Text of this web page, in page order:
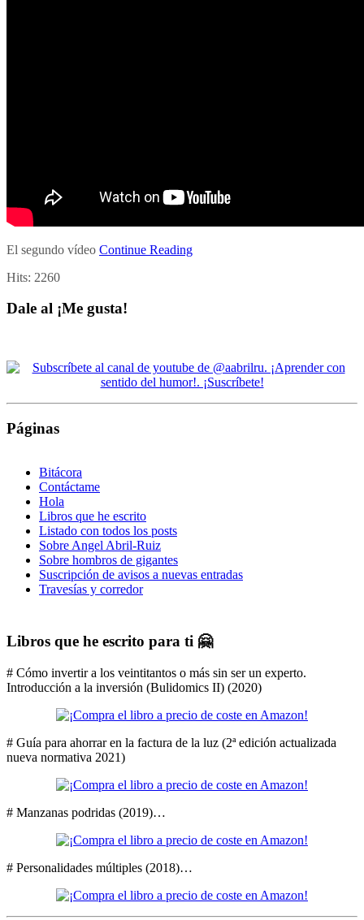
El segundo vídeo Continue Reading
Hits: 2260
Dale al ¡Me gusta!
Páginas
Bitácora
Contáctame
Hola
Libros que he escrito
Listado con todos los posts
Sobre Angel Abril-Ruiz
Sobre hombros de gigantes
Suscripción de avisos a nuevas entradas
Travesías y corredor
Libros que he escrito para ti 🤗
# Cómo invertir a los veintitantos o más sin ser un experto.
Introducción a la inversión (Bulidomics II) (2020)
# Guía para ahorrar en la factura de la luz (2ª edición actualizada
nueva normativa 2021)
# Manzanas podridas (2019)…
# Personalidades múltiples (2018)…